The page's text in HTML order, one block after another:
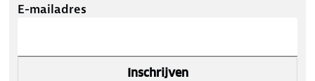
RCA naar mini jack converter
E-mailadres
Inschrijven